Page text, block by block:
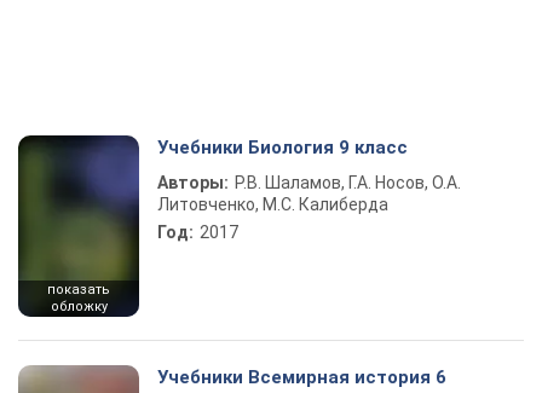
показать
обложку
Учебники Биология 9 класс
Авторы: Р.В. Шаламов, Г.А. Носов, О.А.
Литовченко, М.С. Калиберда
Год: 2017
Учебники Всемирная история 6